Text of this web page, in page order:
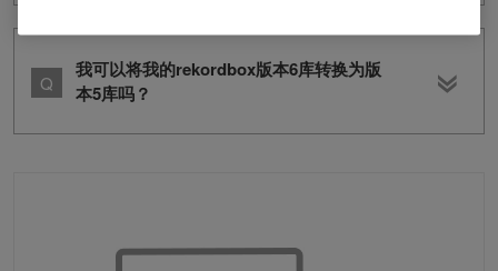
我可以将我的rekordbox版本6库转换为版
本5库吗？